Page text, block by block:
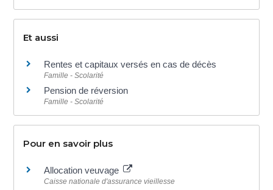
Et aussi
Rentes et capitaux versés en cas de décès
Famille - Scolarité
Pension de réversion
Famille - Scolarité
Pour en savoir plus
Allocation veuvage
Caisse nationale d'assurance vieillesse